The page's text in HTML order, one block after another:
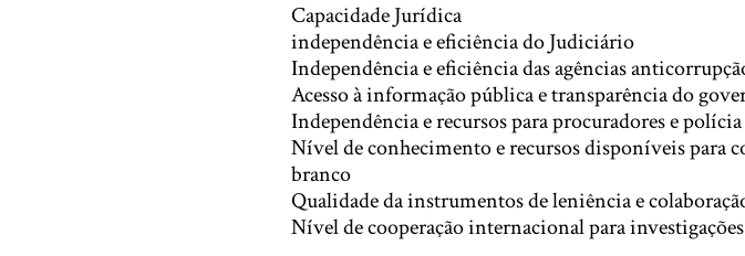
Capacidade Jurídica
independência e eficiência do Judiciário
Independência e eficiência das agências
Acesso à informação pública e transparência do
Independência e recursos para procuradores e polícia
Nível de conhecimento e recursos disponíveis para
branco
Qualidade da instrumentos de leniência e
Nível de cooperação internacional para investigações